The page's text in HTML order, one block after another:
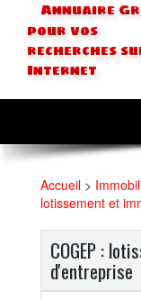
Annuaire
pour vos
recherches
Internet
Accueil >
lotissement et
COGEP :
d'entreprise